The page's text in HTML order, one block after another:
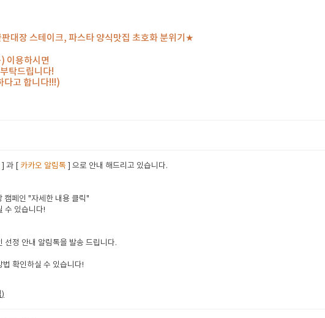
대장 스테이크, 파스타 양식맛집 초호화 분위기★
이용하시면
탁드립니다!
다고 합니다!!!)
] 과 [ 카카오 알림톡 ] 으로 안내 해드리고 있습니다.
캠페인 "자세한 내용 클릭"
수 있습니다!
선정 안내 알림톡을 발송 드립니다.
확인하실 수 있습니다!
)